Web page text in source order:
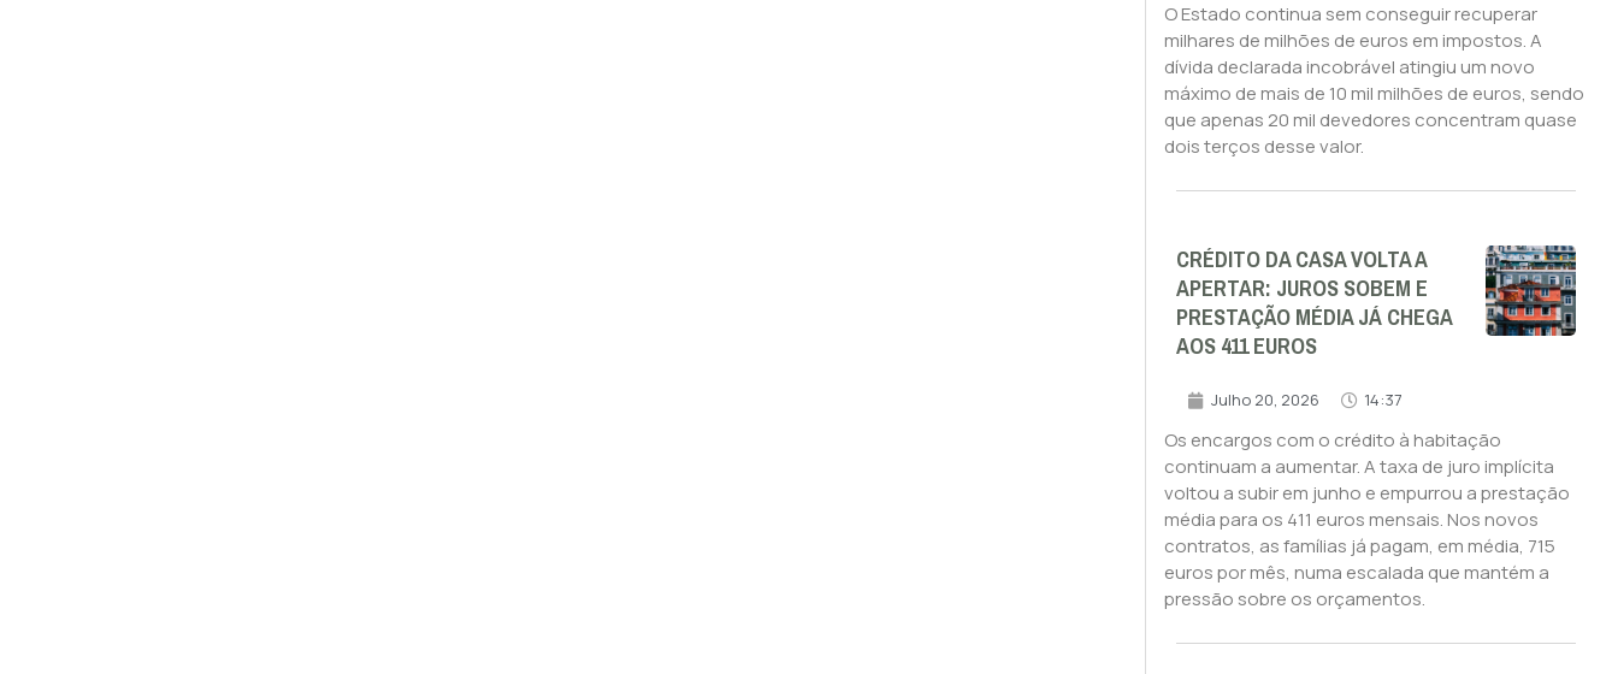
O Estado continua sem conseguir recuperar
milhares de milhões de euros em impostos. A
dívida declarada incobrável atingiu um novo
máximo de mais de 10 mil milhões de euros, sendo
que apenas 20 mil devedores concentram quase
dois terços desse valor.
CRÉDITO DA CASA VOLTA A
APERTAR: JUROS SOBEM E
PRESTAÇÃO MÉDIA JÁ CHEGA
AOS 411 EUROS
Julho 20, 2026 14:37
Os encargos com o crédito à habitação
continuam a aumentar. A taxa de juro implícita
voltou a subir em junho e empurrou a prestação
média para os 411 euros mensais. Nos novos
contratos, as famílias já pagam, em média, 715
euros por mês, numa escalada que mantém a
pressão sobre os orçamentos.